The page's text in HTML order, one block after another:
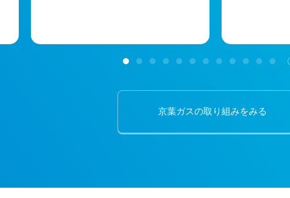
京葉ガスの取り組みをみる